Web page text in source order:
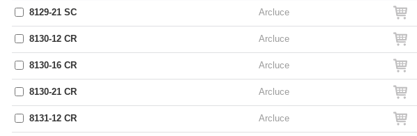
8129-21 SC Arcluce
8130-12 CR Arcluce
8130-16 CR Arcluce
8130-21 CR Arcluce
8131-12 CR Arcluce